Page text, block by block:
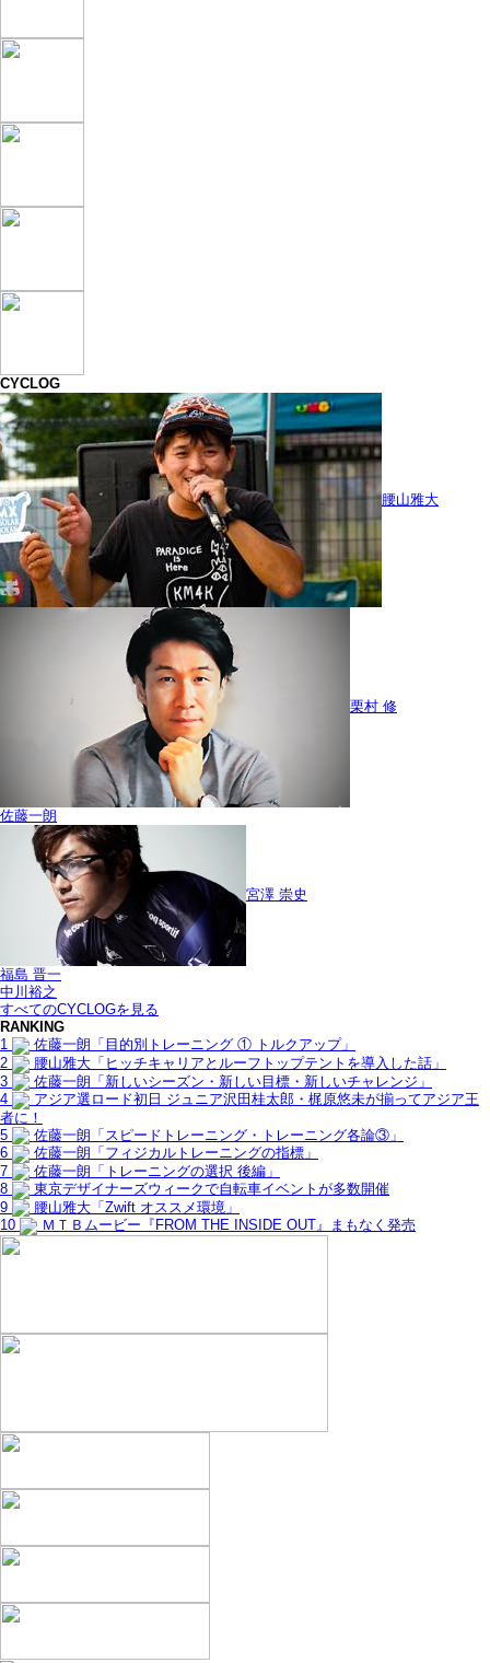
CYCLOG
腰山雅大
栗村 修
佐藤一朗
宮澤 崇史
福島 晋一
中川裕之
すべてのCYCLOGを見る
RANKING
1
佐藤一朗「目的別トレーニング ① トルクアップ」
2
腰山雅大「ヒッチキャリアとルーフトップテントを導入した話」
3
佐藤一朗「新しいシーズン・新しい目標・新しいチャレンジ」
4
アジア選ロード初日 ジュニア沢田桂太郎・梶原悠未が揃ってアジア王
者に！
5
佐藤一朗「スピードトレーニング・トレーニング各論③」
6
佐藤一朗「フィジカルトレーニングの指標」
7
佐藤一朗「トレーニングの選択 後編」
8
東京デザイナーズウィークで自転車イベントが多数開催
9
腰山雅大「Zwift オススメ環境」
10
ＭＴＢムービー『FROM THE INSIDE OUT』まもなく発売